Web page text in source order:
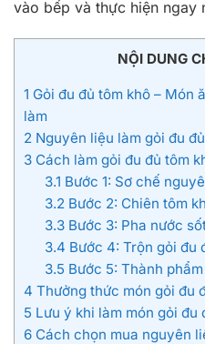
vào bếp và thực hiện ngay
NỘI DUNG
1 Gỏi đu đủ tôm khô – Món
làm
2 Nguyên liệu làm gỏi đu
3 Cách làm gỏi đu đủ tôm
3.1 Bước 1: Sơ chế
3.2Bước 2: Chiên tôm
3.3Bước 3: Pha nước
3.4 Bước 4: Trộn gỏi đu
3.5 Bước 5: Thành phẩm
4 Thưởng thức món gỏi đu
5 Lưu ý khi làm món gỏi đu
6 Cách chọn mua nguyên